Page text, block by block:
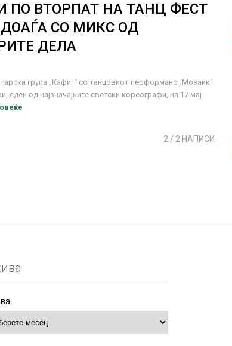
ПО ВТОРПАТ НА ТАНЦ ФЕСТ
СО МИКС ОД
ДЕЛА
група „Кафиг“ со танцовиот перформанс „Мозаик“
еден од најзначајните светски кореографи, на 17 мај
2 / 2 НАПИСИ